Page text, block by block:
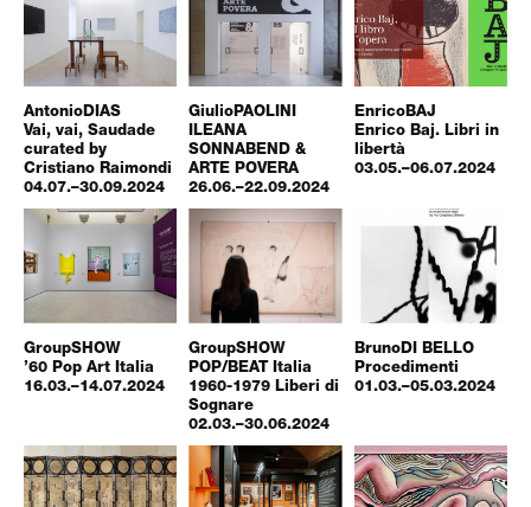
Antonio DIAS
Vai, vai, Saudade
curated by
Cristiano Raimondi
04.07.–30.09.2024
Giulio PAOLINI
ILEANA
SONNABEND &
ARTE POVERA
26.06.–22.09.2024
EnricoBAJ
Enrico Baj. Libri in
libertà
03.05.–06.07.2024
GroupSHOW
’60 Pop Art Italia
16.03.–14.07.2024
GroupSHOW
POP/BEAT Italia
1960-1979 Liberi di
Sognare
02.03.–30.06.2024
BrunoDI BELLO
Procedimenti
01.03.–05.03.2024